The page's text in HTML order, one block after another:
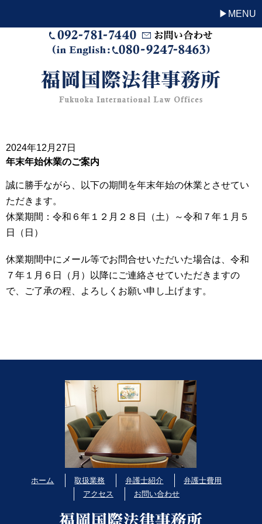
MENU
2024年12月27日
年末年始休業のご案内
誠に勝手ながら、以下の期間を年末年始の休業とさせてい
ただきます。
休業期間：令和６年１２月２８日（土）～令和７年１月５
日（日）
休業期間中にメール等でお問合せいただいた場合は、令和
７年１月６日（月）以降にご連絡させていただきますの
で、ご了承の程、よろしくお願い申し上げます。
ホーム 取扱業務 弁護士紹介
弁護士費用
アクセス
お問い合わせ